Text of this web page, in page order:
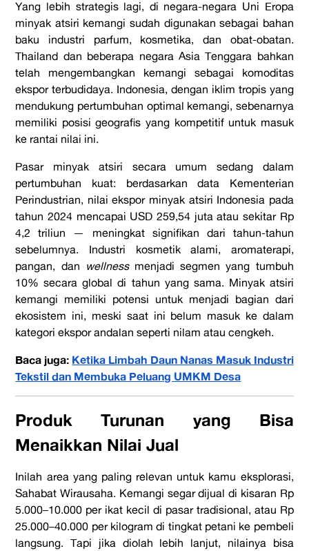
Yang lebih strategis lagi, di negara-negara Uni Eropa
minyak atsiri kemangi sudah digunakan sebagai bahan
baku industri parfum, kosmetika, dan obat-obatan.
Thailand dan beberapa negara Asia Tenggara bahkan
telah mengembangkan kemangi sebagai komoditas
ekspor terbudidaya. Indonesia, dengan iklim tropis yang
mendukung pertumbuhan optimal kemangi, sebenarnya
memiliki posisi geografis yang kompetitif untuk masuk
ke rantai nilai ini.
Pasar minyak atsiri secara umum sedang dalam
pertumbuhan kuat: berdasarkan data Kementerian
Perindustrian, nilai ekspor minyak atsiri Indonesia pada
tahun 2024 mencapai USD 259,54 juta atau sekitar Rp
4,2 triliun — meningkat signifikan dari tahun-tahun
sebelumnya. Industri kosmetik alami, aromaterapi,
pangan, dan
wellnessmenjadi segmen yang tumbuh
10% secara global di tahun yang sama. Minyak atsiri
kemangi memiliki potensi untuk menjadi bagian dari
ekosistem ini, meski saat ini belum masuk ke dalam
kategori ekspor andalan seperti nilam atau cengkeh.
Baca juga: Ketika Limbah Daun Nanas Masuk Industri
Tekstil dan Membuka Peluang UMKM Desa
Produk Turunan yang Bisa
Menaikkan Nilai Jual
Inilah area yang paling relevan untuk kamu eksplorasi,
Sahabat Wirausaha. Kemangi segar dijual di kisaran Rp
5.000–10.000 per ikat kecil di pasar tradisional, atau Rp
25.000–40.000 per kilogram di tingkat petani ke pembeli
langsung. Tapi jika diolah lebih lanjut, nilainya bisa